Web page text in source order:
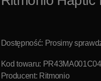
Dostępność: Prosimy
Kod towaru: PR43MA001C04
Producent: Ritmonio